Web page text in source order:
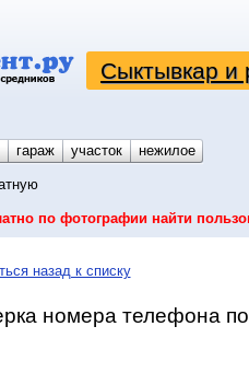
Сыктывкар и
место
гараж участок
нежилое
по фотографии найти
назад к списку
номера телефона